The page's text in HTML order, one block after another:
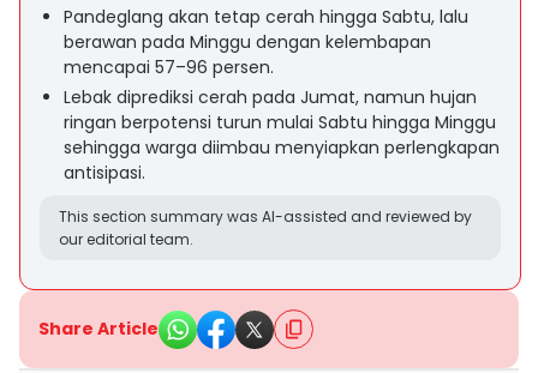
Pandeglang akan tetap cerah hingga Sabtu, lalu
berawan pada Minggu dengan kelembapan
mencapai 57–96 persen.
Lebak diprediksi cerah pada Jumat, namun hujan
ringan berpotensi turun mulai Sabtu hingga Minggu
sehingga warga diimbau menyiapkan perlengkapan
antisipasi.
This section summary was AI-assisted and reviewed by
our editorial team.
Share Article